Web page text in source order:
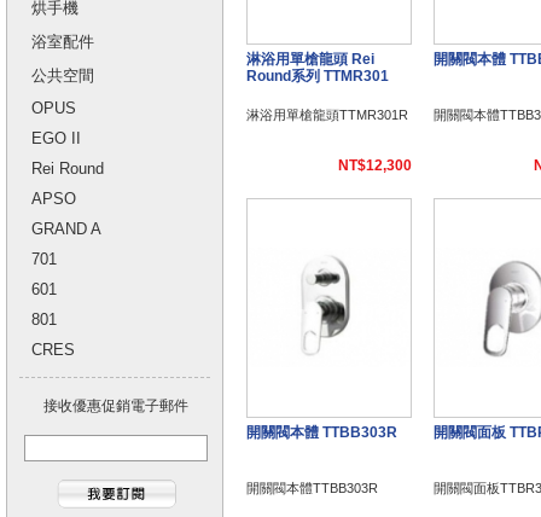
烘手機
浴室配件
公共空間
OPUS
EGO II
Rei Round
APSO
GRAND A
701
601
801
CRES
接收優惠促銷電子郵件
淋浴用單槍龍頭 Rei
Round系列 TTMR301
淋浴用單槍龍頭TTMR301R
NT$12,300
開關閥本體
開關閥本體
開關閥本體 TTBB303R
開關閥本體TTBB303R
開關閥面板
開關閥面板